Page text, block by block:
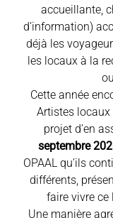
accueillante,
d’information)
déjà les
les locaux à la
Cette année
Artistes locaux
projet d’en
septembre
OPAAL qu’ils
différents,
faire vivre ce
Une manière